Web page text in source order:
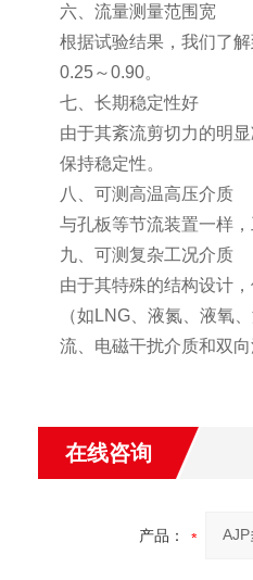
六、流量测量范围宽
根据试验结果，我们了
0.25～0.90。
七、长期稳定性好
由于其紊流剪切力的明
保持稳定性。
八、可测高温高压介质
与孔板等节流装置一样
九、可测复杂工况介质
由于其特殊的结构设计
（如 LNG、液氮、液氧
流、电磁干扰介质和双
在线咨询
产品：